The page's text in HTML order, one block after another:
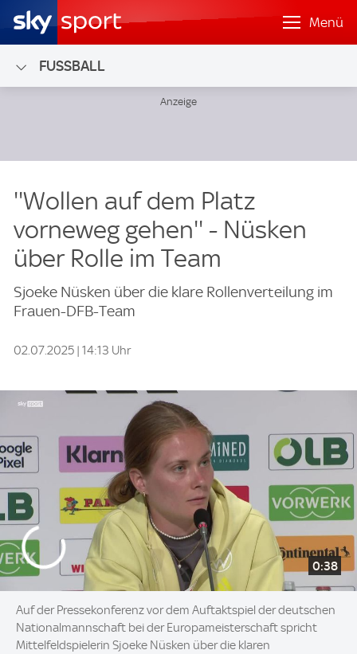
Menü
FUSSBALL
''Wollen auf dem Platz
vorneweg gehen'' - Nüsken
über Rolle im Team
Sjoeke Nüsken über die klare Rollenverteilung im
Frauen-DFB-Team
02.07.2025 | 14:13 Uhr
0:38
Auf der Pressekonferenz vor dem Auftaktspiel der deutschen
Nationalmannschaft bei der Europameisterschaft spricht
Mittelfeldspielerin Sjoeke Nüsken über die klaren